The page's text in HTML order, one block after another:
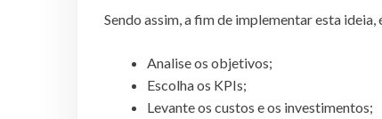
Sendo assim, a fim de implementar esta
Analise os objetivos;
Escolha os KPIs;
Levante os custos e os investimentos;